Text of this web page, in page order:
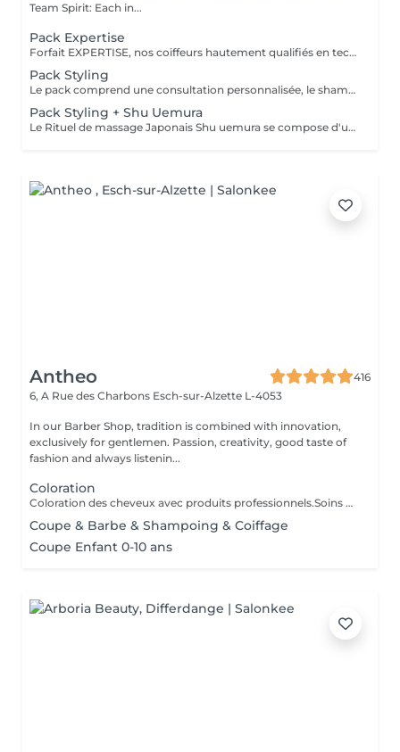
Team Spirit: Each in...
Pack Expertise
Forfait EXPERTISE, nos coiffeurs hautement qualifiés en technique anglo-saxonne, en formation continu et diplômés d’une académie anglaise à Paris. Vous offre une séance d’une heure avec votre coach en suivi beauté. Ce pack inclus : 1 h de prestation Un diagnostique personnalisé Shampoing spécifique Haircare Conditioner spécifique Produit de coiffage Coupe Styling Produit de finition
Pack Styling
Le pack comprend une consultation personnalisée, le shampooing et le conditionneur spécifiques REDKEN/ SHU UEMURA , le séchage et les produits de styling REDKEN/ SHU UEMURA * Tarifs à titre indicatifs à confirmer après la consultation personnalisée établit auprès de votre coiffeur/stylist/spécialiste * La direction se réserve le droit d’apporter des modifications pour le bon fonctionnement du salon
Pack Styling + Shu Uemura
Le Rituel de massage Japonais Shu uemura se compose d'un shampooing et d'un soin d'une durée de 30 minutes pour une relaxation une une réparation intense du cheveu et ensuite le pack styling
Antheo
416
6, A Rue des Charbons Esch-sur-Alzette L-4053
In our Barber Shop, tradition is combined with innovation,
exclusively for gentlemen. Passion, creativity, good taste of
fashion and always listenin...
Coloration
Coloration des cheveux avec produits professionnels.Soins du cheveux pre et post coloration.
Coupe & Barbe & Shampoing & Coiffage
Coupe Enfant 0-10 ans